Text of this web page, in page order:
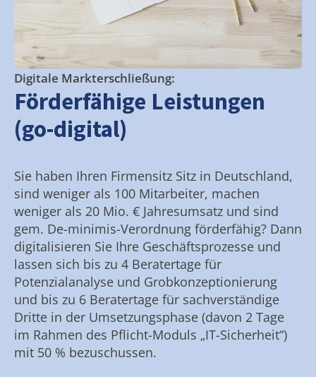
Digitale Markterschließung:
Förderfähige Leistungen
(go-digital)
Sie haben Ihren Firmensitz Sitz in Deutschland,
sind weniger als 100 Mitarbeiter, machen
weniger als 20 Mio. € Jahresumsatz und sind
gem. De-minimis-Verordnung förderfähig? Dann
digitalisieren Sie Ihre Geschäftsprozesse und
lassen sich bis zu 4 Beratertage für
Potenzialanalyse und Grobkonzeptionierung
und bis zu 6 Beratertage für sachverständige
Dritte in der Umsetzungsphase (davon 2 Tage
im Rahmen des Pflicht-Moduls „IT-Sicherheit“)
mit 50 % bezuschussen.